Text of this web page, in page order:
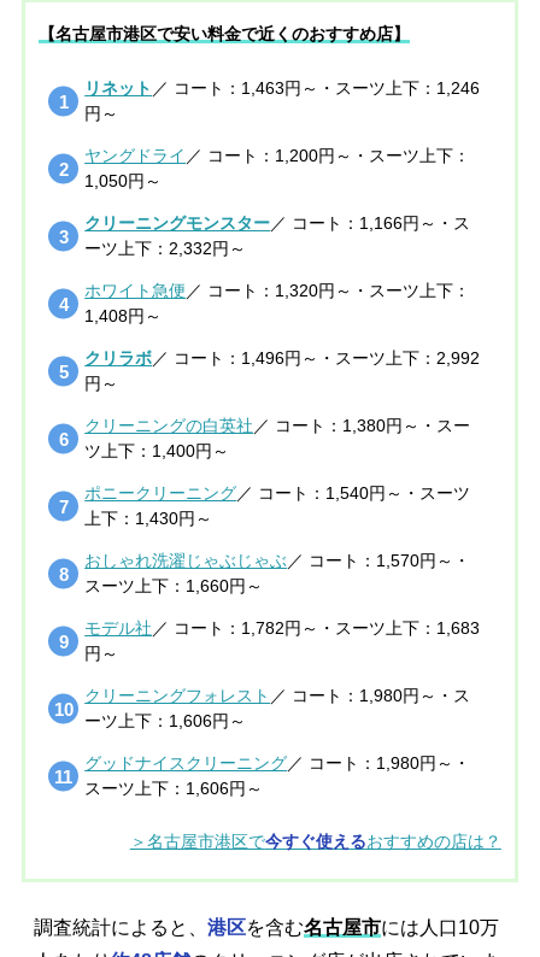
【名古屋市港区で安い料金で近くのおすすめ店】
リネット ／ コート：1,463円～・スーツ上下：1,246
円～
ヤングドライ ／ コート：1,200円～・スーツ上下：
1,050円～
クリーニングモンスター／ コート：1,166円～・ス
ーツ上下：2,332円～
ホワイト急便 ／ コート：1,320円～・スーツ上下：
1,408円～
クリラボ／ コート：1,496円～・スーツ上下：2,992
円～
クリーニングの白英社 ／ コート：1,380円～・スー
ツ上下：1,400円～
ポニークリーニング／ コート：1,540円～・スーツ
上下：1,430円～
おしゃれ洗濯じゃぶじゃぶ ／ コート：1,570円～・
スーツ上下：1,660円～
モデル社 ／ コート：1,782円～・スーツ上下：1,683
円～
クリーニングフォレスト ／ コート：1,980円～・ス
ーツ上下：1,606円～
グッドナイスクリーニング／ コート：1,980円～・
スーツ上下：1,606円～
＞名古屋市港区で今すぐ使えるおすすめの店は？
調査統計によると、 港区を含む名古屋市には人口10万